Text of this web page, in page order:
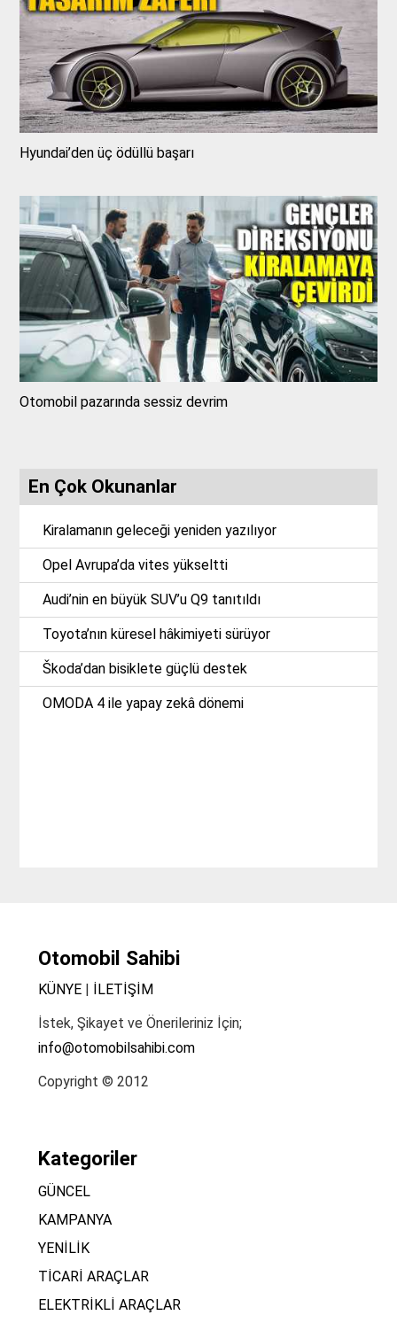
Hyundai’den üç ödüllü başarı
Otomobil pazarında sessiz devrim
En Çok Okunanlar
Kiralamanın geleceği yeniden yazılıyor
Opel Avrupa’da vites yükseltti
Audi’nin en büyük SUV’u Q9 tanıtıldı
Toyota’nın küresel hâkimiyeti sürüyor
Škoda’dan bisiklete güçlü destek
OMODA 4 ile yapay zekâ dönemi
Otomobil Sahibi
KÜNYE| İLETİŞİM
İstek, Şikayet ve Önerileriniz İçin;
info@otomobilsahibi.com
Copyright © 2012
Kategoriler
GÜNCEL
KAMPANYA
YENİLİK
TİCARİ ARAÇLAR
ELEKTRİKLİ ARAÇLAR